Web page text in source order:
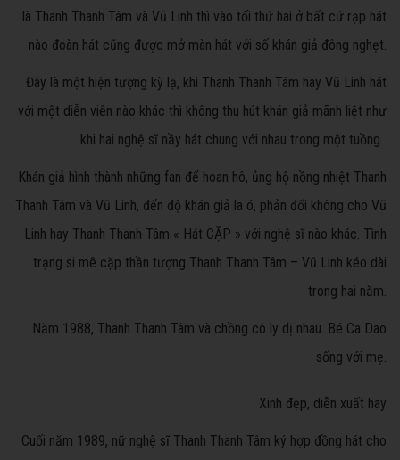
là Thanh Thanh Tâm và Vũ Linh thì vào tối thứ hai ở bất cứ rạp hát
nào đoàn hát cũng được mở màn hát với số khán giả đông nghẹt.
Đây là một hiện tượng kỳ lạ, khi Thanh Thanh Tâm hay Vũ Linh hát
với một diễn viên nào khác thì không thu hút khán giả mãnh liệt như
khi hai nghệ sĩ nầy hát chung với nhau trong một tuồng.
Khán giả hình thành những fan để hoan hô, ủng hộ nồng nhiệt Thanh
Thanh Tâm và Vũ Linh, đến độ khán giả la ó, phản đối không cho Vũ
Linh hay Thanh Thanh Tâm « Hát CẶP » với nghệ sĩ nào khác. Tình
trạng si mê cặp thần tượng Thanh Thanh Tâm – Vũ Linh kéo dài
trong hai năm.
Năm 1988, Thanh Thanh Tâm và chồng cô ly dị nhau. Bé Ca Dao
sống với mẹ.
Xinh đẹp, diễn xuất hay
Cuối năm 1989, nữ nghệ sĩ Thanh Thanh Tâm ký hợp đồng hát cho